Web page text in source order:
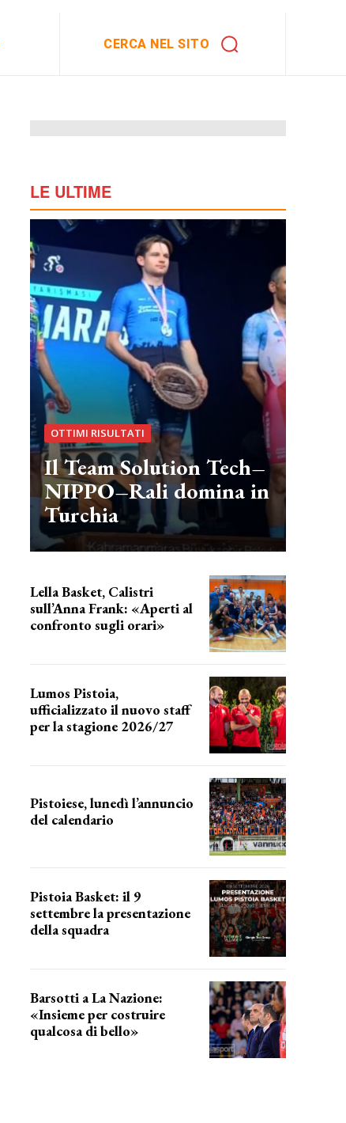
CERCA NEL SITO
LE ULTIME
OTTIMI RISULTATI
Il Team Solution Tech–
NIPPO–Rali domina in
Turchia
Lella Basket, Calistri
sull’Anna Frank: «Aperti al
confronto sugli orari»
Lumos Pistoia,
ufficializzato il nuovo staff
per la stagione 2026/27
Pistoiese, lunedì l’annuncio
del calendario
Pistoia Basket: il 9
settembre la presentazione
della squadra
Barsotti a La Nazione:
«Insieme per costruire
qualcosa di bello»